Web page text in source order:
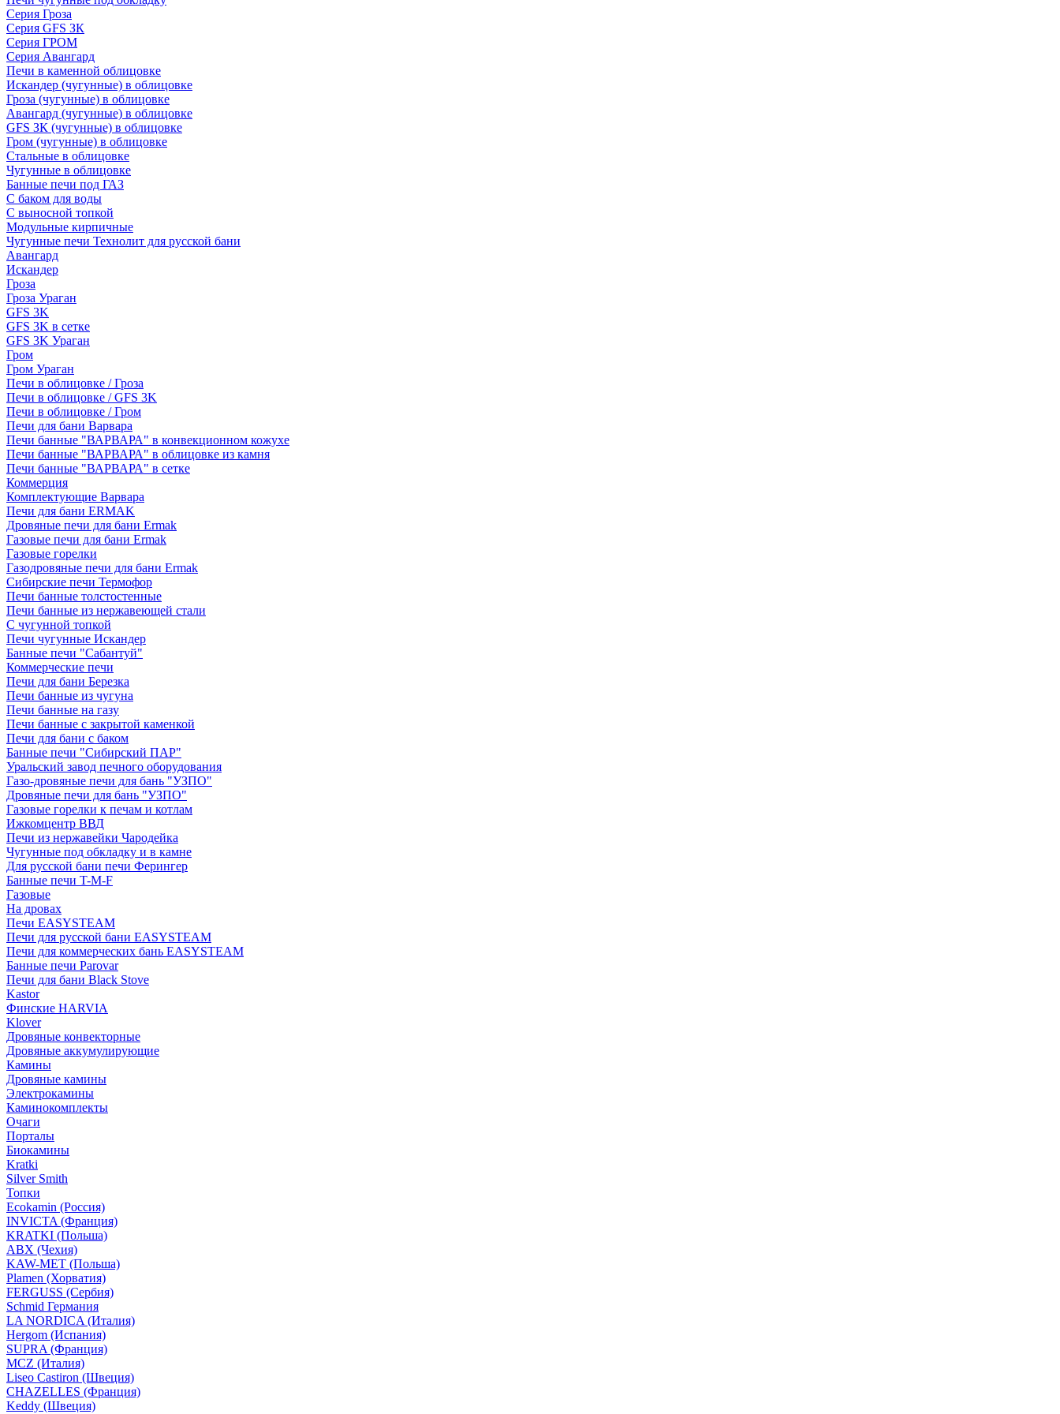
Серия Гроза
Серия GFS ЗК
Серия ГРОМ
Серия Авангард
Печи в каменной облицовке
Искандер (чугунные) в облицовке
Гроза (чугунные) в облицовке
Авангард (чугунные) в облицовке
GFS ЗК (чугунные) в облицовке
Гром (чугунные) в облицовке
Стальные в облицовке
Чугунные в облицовке
Банные печи под ГАЗ
С баком для воды
С выносной топкой
Модульные кирпичные
Чугунные печи Технолит для русской бани
Авангард
Искандер
Гроза
Гроза Ураган
GFS 3K
GFS 3K в сетке
GFS 3K Ураган
Гром
Гром Ураган
Печи в облицовке / Гроза
Печи в облицовке / GFS 3K
Печи в облицовке / Гром
Печи для бани Варвара
Печи банные "ВАРВАРА" в конвекционном кожухе
Печи банные "ВАРВАРА" в облицовке из камня
Печи банные "ВАРВАРА" в сетке
Коммерция
Комплектующие Варвара
Печи для бани ERMAK
Дровяные печи для бани Ermak
Газовые печи для бани Ermak
Газовые горелки
Газодровяные печи для бани Ermak
Сибирские печи Термофор
Печи банные толстостенные
Печи банные из нержавеющей стали
С чугунной топкой
Печи чугунные Искандер
Банные печи "Сабантуй"
Коммерческие печи
Печи для бани Березка
Печи банные из чугуна
Печи банные на газу
Печи банные с закрытой каменкой
Печи для бани с баком
Банные печи "Сибирский ПАР"
Уральский завод печного оборудования
Газо-дровяные печи для бань "УЗПО"
Дровяные печи для бань "УЗПО"
Газовые горелки к печам и котлам
Ижкомцентр ВВД
Печи из нержавейки Чародейка
Чугунные под обкладку и в камне
Для русской бани печи Ферингер
Банные печи T-M-F
Газовые
На дровах
Печи EASYSTEAM
Печи для русской бани EASYSTEAM
Печи для коммерческих бань EASYSTEAM
Банные печи Parovar
Печи для бани Black Stove
Kastor
Финские HARVIA
Klover
Дровяные конвекторные
Дровяные аккумулирующие
Камины
Дровяные камины
Электрокамины
Каминокомплекты
Очаги
Порталы
Биокамины
Kratki
Silver Smith
Топки
Ecokamin (Россия)
INVICTA (Франция)
KRATKI (Польша)
ABX (Чехия)
KAW-MET (Польша)
Plamen (Хорватия)
FERGUSS (Сербия)
Schmid Германия
LA NORDICA (Италия)
Hergom (Испания)
SUPRA (Франция)
MCZ (Италия)
Liseo Castiron (Швеция)
CHAZELLES (Франция)
Keddy (Швеция)